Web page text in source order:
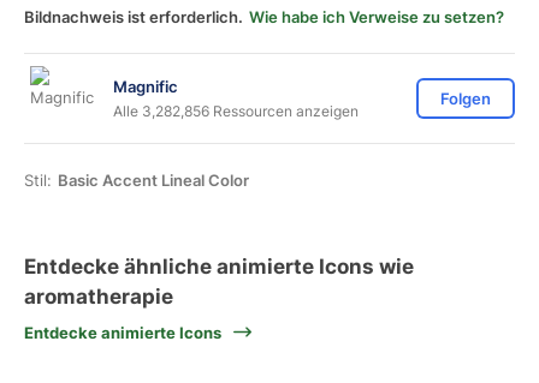
Bildnachweis ist erforderlich. Wie habe ich Verweise zu setzen?
Magnific
Alle 3,282,856 Ressourcen anzeigen
Folgen
Stil: Basic Accent Lineal Color
Entdecke ähnliche animierte Icons wie
aromatherapie
Entdecke animierte Icons